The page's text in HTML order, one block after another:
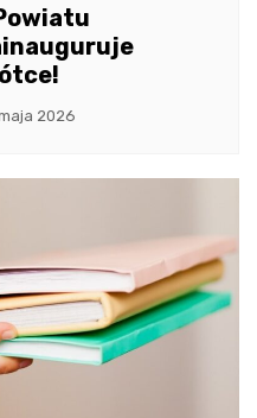
2026